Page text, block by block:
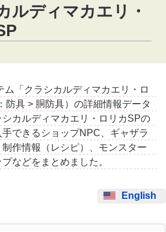
ルディマカエリ・
ム「クラシカルディマカエリ・ロ
防具 > 胴防具）の詳細情報データ
カルディマカエリ・ロリカSPの
できるショップNPC、ギャザラ
作情報（レシピ）、モンスター
などをまとめました。
English